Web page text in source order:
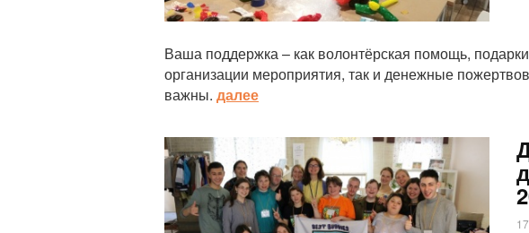
Ваша поддержка – как волонтёрская помощь,
организации мероприятия, так и денежные
важны. далее
Статья